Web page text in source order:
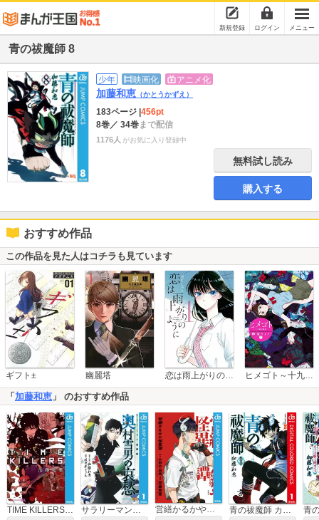
新規登録 ログイン メニュー
青の祓魔師 8
少年 映画化 アニメ化
加藤和恵 （かとうかずえ）
183ページ 456pt
8巻／ 34巻まで配信
1176人 がお気に入り登録中
無料試し読み
購入する
おすすめ作品
この作品を見た人はコチラも見ています
ギフト± 幽麗塔 恋は雨上がりのように ヒメゴト～十九歳の制服～
「 加藤和恵 」 のおすすめ作品
TIME KILLERS 加藤和恵短編集